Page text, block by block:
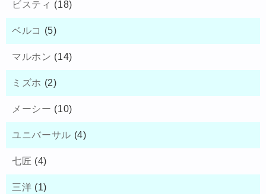
ビスティ (18)
ベルコ (5)
マルホン (14)
ミズホ (2)
メーシー (10)
ユニバーサル (4)
七匠 (4)
三洋 (1)